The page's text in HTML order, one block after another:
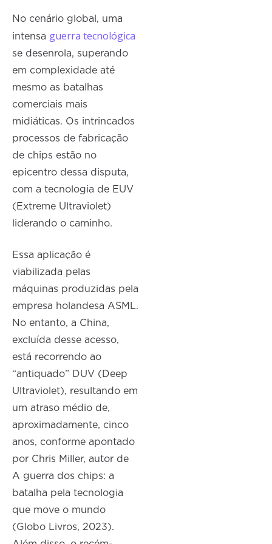
No cenário global, uma
intensa guerra tecnológica
se desenrola, superando
em complexidade até
mesmo as batalhas
comerciais mais
midiáticas. Os intrincados
processos de fabricação
de chips estão no
epicentro dessa disputa,
com a tecnologia de EUV
(Extreme Ultraviolet)
liderando o caminho.
Essa aplicação é
viabilizada pelas
máquinas produzidas pela
empresa holandesa ASML.
No entanto, a China,
excluída desse acesso,
está recorrendo ao
“antiquado” DUV (Deep
Ultraviolet), resultando em
um atraso médio de,
aproximadamente, cinco
anos, conforme apontado
por Chris Miller, autor de
A guerra dos chips: a
batalha pela tecnologia
que move o mundo
(Globo Livros, 2023).